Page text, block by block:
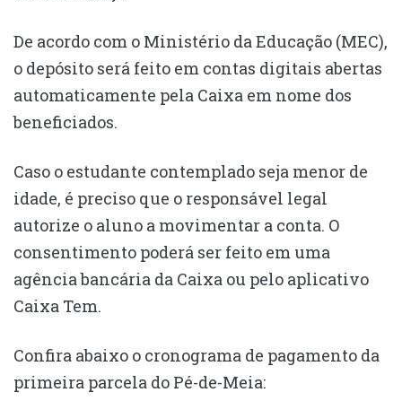
De acordo com o Ministério da Educação (MEC),
o depósito será feito em contas digitais abertas
automaticamente pela Caixa em nome dos
beneficiados.
Caso o estudante contemplado seja menor de
idade, é preciso que o responsável legal
autorize o aluno a movimentar a conta. O
consentimento poderá ser feito em uma
agência bancária da Caixa ou pelo aplicativo
Caixa Tem.
Confira abaixo o cronograma de pagamento da
primeira parcela do Pé-de-Meia: